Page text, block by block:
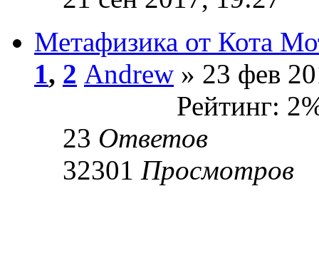
Метафизика от Кота
1, 2 Andrew » 23 фев
Рейтинг:
23 Ответов
32301 Просмотров